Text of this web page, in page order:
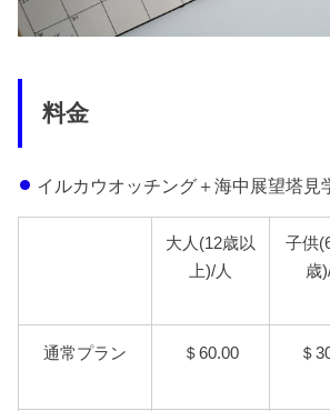
料金
イルカウオッチング＋海中展望塔見
大人(12歳以
上)/人
子供
歳
通常プラン ＄60.00 ＄